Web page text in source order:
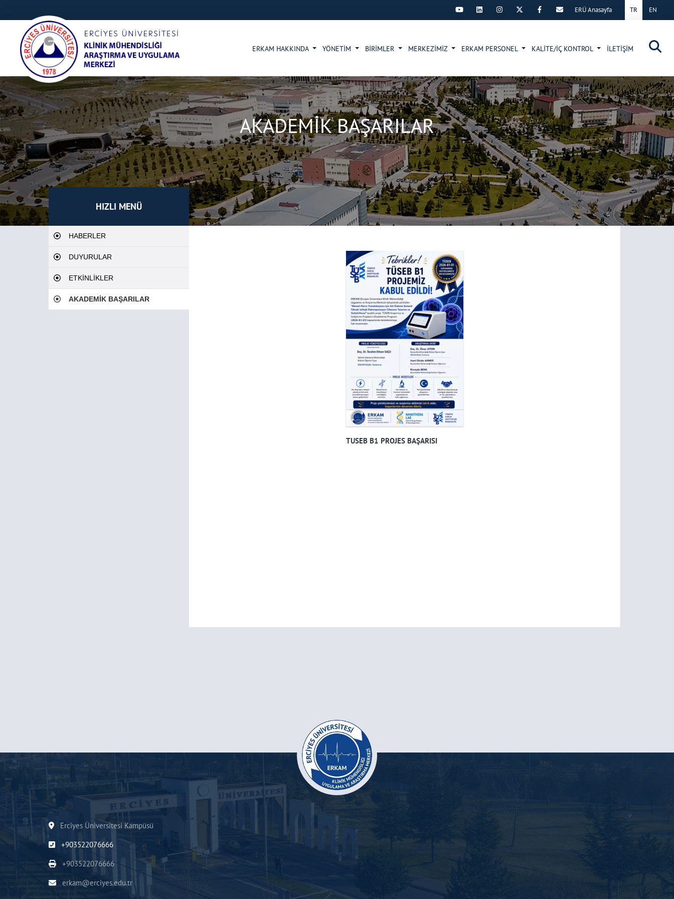
×
TR EN
ERÜ Anasayfa
ERKAM HAKKINDA YÖNETİM BİRİMLER MERKEZİMİZ ERKAM PERSONEL KALİTE/İÇ KONTROL İLETİŞİM
AKADEMİK BAŞARILAR
HIZLI MENÜ
HABERLER
DUYURULAR
ETKİNLİKLER
AKADEMİK BAŞARILAR
TUSEB B1 PROJES BAŞARISI
Erciyes Üniversitesi Kampüsü
+903522076666
+903522076666
erkam@erciyes.edu.tr